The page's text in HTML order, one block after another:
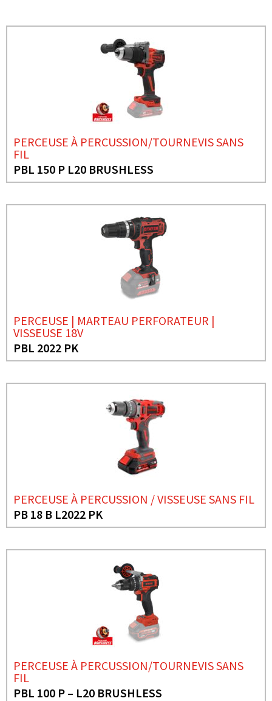
PERCEUSE À PERCUSSION/TOURNEVIS SANS
FIL
PBL 150 P L20 BRUSHLESS
PERCEUSE | MARTEAU PERFORATEUR |
VISSEUSE 18V
PBL 2022 PK
PERCEUSE À PERCUSSION / VISSEUSE SANS FIL
PB 18 B L2022 PK
PERCEUSE À PERCUSSION/TOURNEVIS SANS
FIL
PBL 100 P – L20 BRUSHLESS